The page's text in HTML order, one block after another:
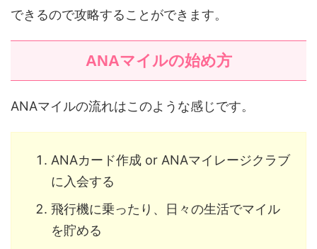
できるので攻略することができます。
ANAマイルの始め方
ANAマイルの流れはこのような感じです。
ANAカード作成 or ANAマイレージクラブ
に入会する
飛行機に乗ったり、日々の生活でマイル
を貯める